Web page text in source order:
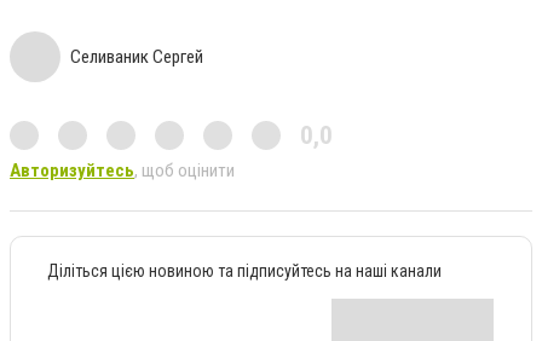
Селиваник Сергей
0,0
Авторизуйтесь, щоб оцінити
Діліться цією новиною та підписуйтесь на наші канали